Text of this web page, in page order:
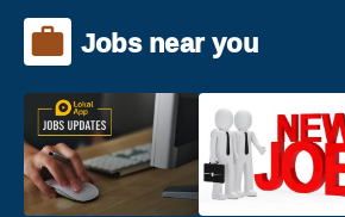
Jobs near you